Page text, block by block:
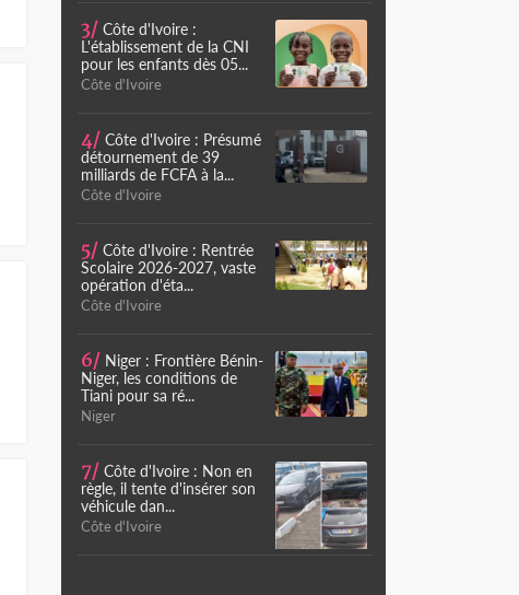
3/ Côte d'Ivoire :
L'établissement de la CNI
pour les enfants dès 05...
Côte d'Ivoire
4/ Côte d'Ivoire : Présumé
détournement de 39
milliards de FCFA à la...
Côte d'Ivoire
5/ Côte d'Ivoire : Rentrée
Scolaire 2026-2027, vaste
opération d'éta...
Côte d'Ivoire
6/ Niger : Frontière Bénin-
Niger, les conditions de
Tiani pour sa ré...
Niger
7/ Côte d'Ivoire : Non en
règle, il tente d'insérer son
véhicule dan...
Côte d'Ivoire